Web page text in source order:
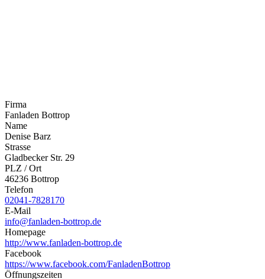
Firma
Fanladen Bottrop
Name
Denise Barz
Strasse
Gladbecker Str. 29
PLZ / Ort
46236 Bottrop
Telefon
02041-7828170
E-Mail
info@fanladen-bottrop.de
Homepage
http://www.fanladen-bottrop.de
Facebook
https://www.facebook.com/FanladenBottrop
Öffnungszeiten